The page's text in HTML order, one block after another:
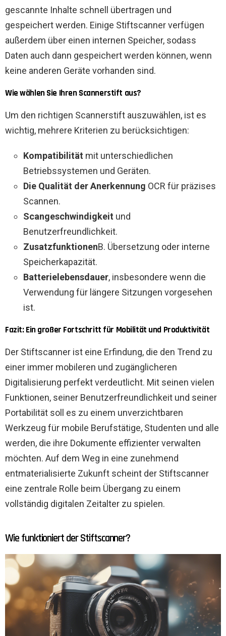
gescannte Inhalte schnell übertragen und
gespeichert werden. Einige Stiftscanner verfügen
außerdem über einen internen Speicher, sodass
Daten auch dann gespeichert werden können, wenn
keine anderen Geräte vorhanden sind.
Wie wählen Sie Ihren Scannerstift aus?
Um den richtigen Scannerstift auszuwählen, ist es
wichtig, mehrere Kriterien zu berücksichtigen:
Kompatibilität mit unterschiedlichen
Betriebssystemen und Geräten.
Die Qualität der Anerkennung OCR für präzises
Scannen.
Scangeschwindigkeit und
Benutzerfreundlichkeit.
ZusatzfunktionenB. Übersetzung oder interne
Speicherkapazität.
Batterielebensdauer, insbesondere wenn die
Verwendung für längere Sitzungen vorgesehen
ist.
Fazit: Ein großer Fortschritt für Mobilität und Produktivität
Der Stiftscanner ist eine Erfindung, die den Trend zu
einer immer mobileren und zugänglicheren
Digitalisierung perfekt verdeutlicht. Mit seinen vielen
Funktionen, seiner Benutzerfreundlichkeit und seiner
Portabilität soll es zu einem unverzichtbaren
Werkzeug für mobile Berufstätige, Studenten und alle
werden, die ihre Dokumente effizienter verwalten
möchten. Auf dem Weg in eine zunehmend
entmaterialisierte Zukunft scheint der Stiftscanner
eine zentrale Rolle beim Übergang zu einem
vollständig digitalen Zeitalter zu spielen.
Wie funktioniert der Stiftscanner?